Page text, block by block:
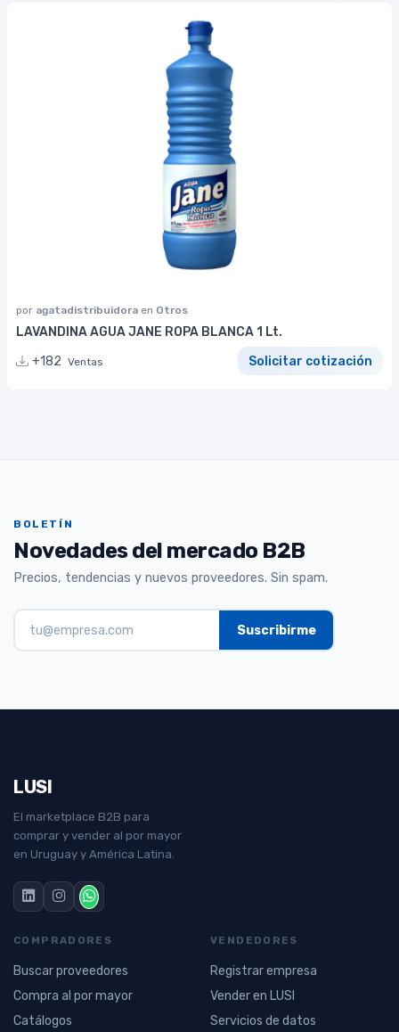
por agatadistribuidora en Otros
LAVANDINA AGUA JANE ROPA BLANCA 1 Lt.
+182 Ventas Solicitar cotización
BOLETÍN
Novedades del mercado B2B
Precios, tendencias y nuevos proveedores. Sin spam.
LUSI
El marketplace B2B para
comprar y vender al por mayor
en Uruguay y América Latina.
COMPRADORES
Buscar proveedores
Compra al por mayor
Catálogos
VENDEDORES
Registrar empresa
Vender en LUSI
Servicios de datos